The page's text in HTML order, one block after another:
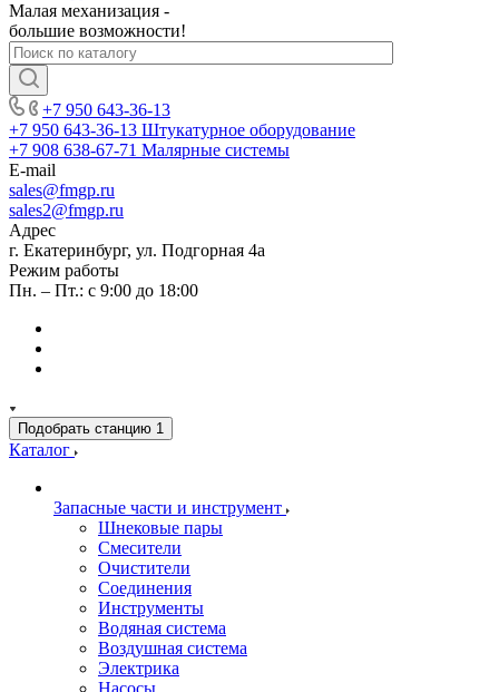
Малая механизация -
большие возможности!
+7 950 643-36-13
+7 950 643-36-13 Штукатурное оборудование
+7 908 638-67-71 Малярные системы
E-mail
sales@fmgp.ru
sales2@fmgp.ru
Адрес
г. Екатеринбург, ул. Подгорная 4а
Режим работы
Пн. – Пт.: с 9:00 до 18:00
Подобрать станцию 1
Каталог
Запасные части и инструмент
Шнековые пары
Смесители
Очистители
Соединения
Инструменты
Водяная система
Воздушная система
Электрика
Насосы